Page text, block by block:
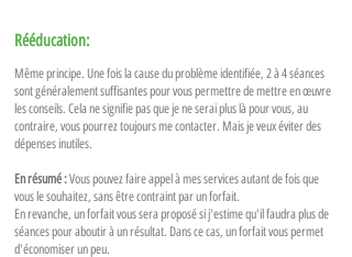
Rééducation:
Même principe. Une fois la cause du problème identifiée, 2 à 4 séances
sont généralement suffisantes pour vous permettre de mettre en œuvre
les conseils. Cela ne signifie pas que je ne serai plus là pour vous, au
contraire, vous pourrez toujours me contacter. Mais je veux éviter des
dépenses inutiles.
En résumé :Vous pouvez faire appel à mes services autant de fois que
vous le souhaitez, sans être contraint par un forfait.
En revanche, un forfait vous sera proposé si j'estime qu'il faudra plus de
séances pour aboutir à un résultat. Dans ce cas, un forfait vous permet
d'économiser un peu.